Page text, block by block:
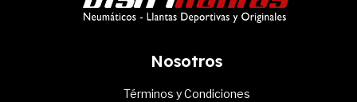
Nosotros
Términos y Condiciones